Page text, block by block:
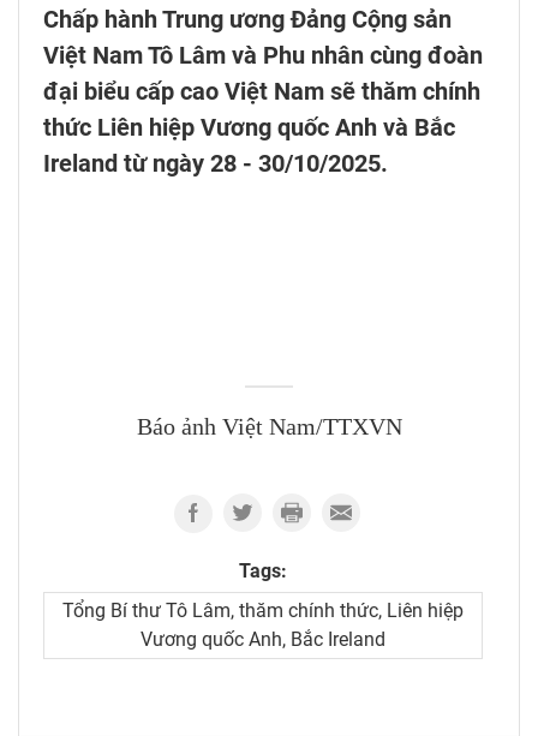
Chấp hành Trung ương Đảng Cộng sản
Việt Nam Tô Lâm và Phu nhân cùng đoàn
đại biểu cấp cao Việt Nam sẽ thăm chính
thức Liên hiệp Vương quốc Anh và Bắc
Ireland từ ngày 28 - 30/10/2025.
Báo ảnh Việt Nam/TTXVN
Tags:
Tổng Bí thư Tô Lâm, thăm chính thức, Liên hiệp
Vương quốc Anh, Bắc Ireland